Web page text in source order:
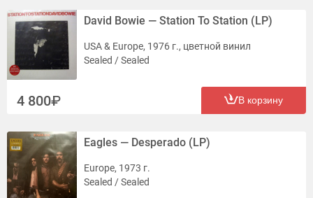
David Bowie — Station To Station (LP)
USA & Europe, 1976 г., цветной винил
Sealed / Sealed
4 800 В корзину
Eagles — Desperado (LP)
Europe, 1973 г.
Sealed / Sealed